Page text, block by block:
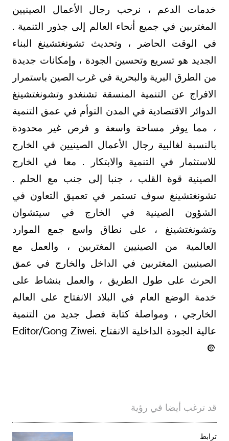
خدمات الدعم ، نرحب رجال الأعمال الصينيين
المغتربين في جميع أنحاء العالم إلى جذور التنمية .
في الوقت الحاضر ، وتحديث تشونغتشينغ البناء
الجديد هو تسريع وتحسين الجودة ، وإمكانات جديدة
من الطرق البرية والبحرية في غرب الصين باستمرار
الافراج عن التنمية المنسقة تشنغدو وتشونغتشينغ
الدوائر الاقتصادية في المدن التوأم في عمق التنمية
، مما يوفر مساحة واسعة و فرص غير محدودة
بالنسبة لغالبية رجال الأعمال الصينيين في الخارج
للاستثمار في التنمية والابتكار . معا في الخارج
الصينية قوة القلب ، جنبا إلى جنب مع الحلم .
تشونغتشينغ سوف تستمر في تعميق التعاون في
الشؤون الصينية في الخارج في سيتشوان
وتشونغتشينغ ، على نطاق واسع جمع الموارد
العالمية من الصينيين المغتربين ، والعمل مع
الصينيين المغتربين في الداخل والخارج في عمق
الحرث على طول الطريق ، والعمل بنشاط على
خدمة الوضع العام في البلاد الانفتاح على العالم
الخارجي ، ومواصلة كتابة فصل جديد من التنمية
عالية الجودة الداخلية الانفتاح .Editor/Gong Ziwei
قد ترغب أيضا في رؤية
ترابط